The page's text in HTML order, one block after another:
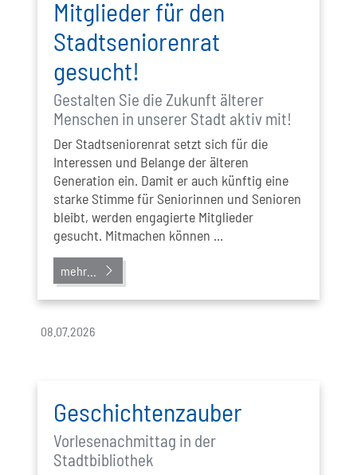
Mitglieder für den
Stadtseniorenrat
gesucht!
Gestalten Sie die Zukunft älterer
Menschen in unserer Stadt aktiv mit!
Der Stadtseniorenrat setzt sich für die
Interessen und Belange der älteren
Generation ein. Damit er auch künftig eine
starke Stimme für Seniorinnen und Senioren
bleibt, werden engagierte Mitglieder
gesucht. Mitmachen können ...
mehr...
08.07.2026
Geschichtenzauber
Vorlesenachmittag in der
Stadtbibliothek